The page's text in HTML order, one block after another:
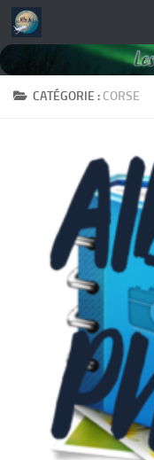
Skip to content
CATÉGORIE : CORSE